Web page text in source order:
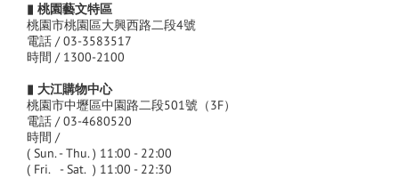
▮ 桃園藝文特區
桃園市桃園區大興西路二段4號
電話 / 03-3583517
時間 / 1300-2100
▮ 大江購物中心
桃園市中壢區中園路二段501號（3F）
電話 / 03-4680520
時間 /
( Sun. - Thu. ) 11:00 - 22:00
( Fri. - Sat. ) 11:00 - 22:30